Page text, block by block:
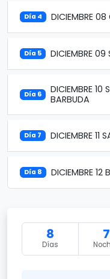
Día 4 DICIEMBRE 08
Día 5 DICIEMBRE
Día 6
DICIEMBRE
BARBUDA
Día 7 DICIEMBRE 11
Día 8 DICIEMBRE 12
8
Días
7